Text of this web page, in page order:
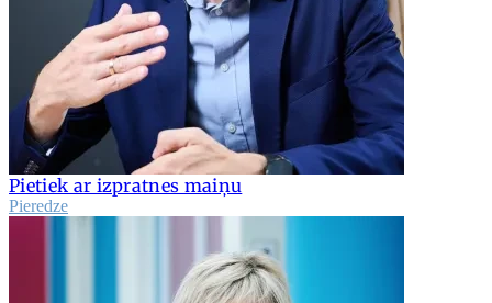
Pietiek ar izpratnes maiņu
Pieredze